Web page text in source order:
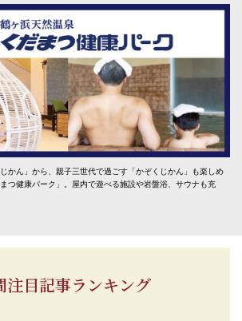
かん」から、親子三世代で過ごす「かぞくじかん」も楽しめ
つ健康パーク」。屋内で遊べる施設や岩盤浴、サウナも充
注目記事ランキング